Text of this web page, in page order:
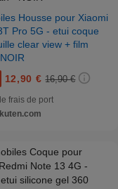
Housse pour Xiaomi
Pro 5G - etui coque
clear view + film
12,90 € 16,90 €
frais de port